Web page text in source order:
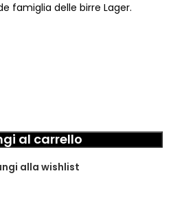
famiglia delle birre Lager.
al carrello
alla wishlist